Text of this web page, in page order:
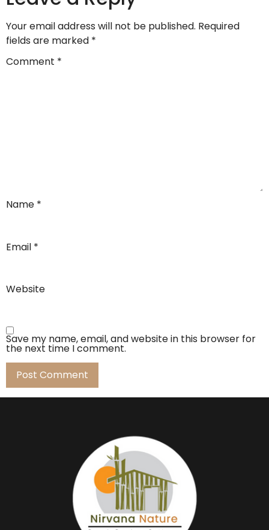
Your email address will not be published. Required
fields are marked *
Comment *
Name *
Email *
Website
Save my name, email, and website in this browser for
the next time I comment.